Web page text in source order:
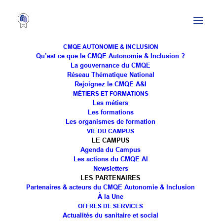
CMQE AUTONOMIE & INCLUSION
Qu’est-ce que le CMQE Autonomie & Inclusion ?
La gouvernance du CMQE
Réseau Thématique National
Rejoignez le CMQE A&I
MÉTIERS ET FORMATIONS
Les métiers
Les formations
Les organismes de formation
VIE DU CAMPUS
LE CAMPUS
Agenda du Campus
Les actions du CMQE AI
Newsletters
LES PARTENAIRES
Partenaires & acteurs du CMQE Autonomie & Inclusion
À la Une
OFFRES DE SERVICES
Actualités du sanitaire et social
26e Festival du Film
d’Action Sociale
Les Rencontres
Documentaires –